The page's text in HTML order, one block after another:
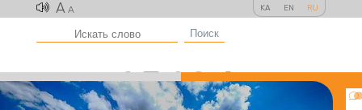
A A KA EN RU
Поиск